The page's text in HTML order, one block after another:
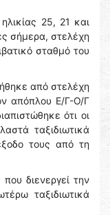
25, 21 και
σήμερα, στελέχη
σταθμό του
από στελέχη
απόπλου Ε/Γ-Ο/Γ
ότι οι
ταξιδιωτικά
τους από τη
διενεργεί την
ταξιδιωτικά